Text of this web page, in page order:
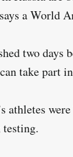
a World
two days
take part
athletes